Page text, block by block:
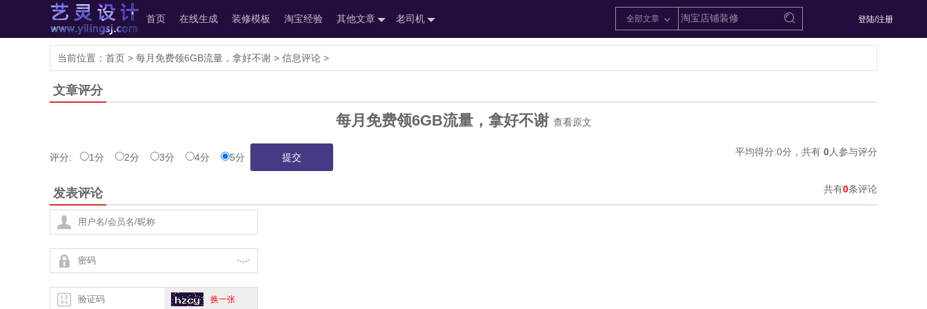
艺灵设计 首页 在线生成 装修模板 淘宝经验 其他文章 老司机 全部文章 登陆/注册
当前位置： 首页 > 每月免费领6GB流量，拿好不谢 > 信息评论 >
文章评分
每月免费领6GB流量，拿好不谢 查看原文
平均得分:0分，共有 0人参与评分
评分: 1分 2分 3分 4分 5分 提交
共有0条评论
发表评论


 换一张